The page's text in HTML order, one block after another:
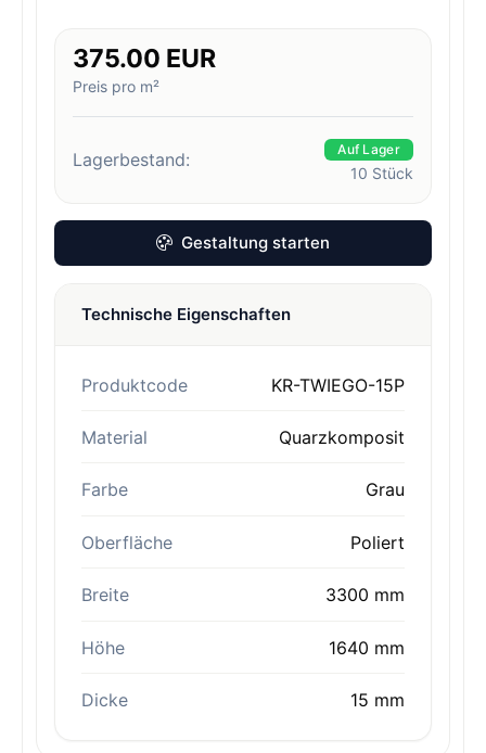
375.00 EUR
Preis pro m²
Lagerbestand: Auf Lager
10 Stück
Gestaltung starten
Technische Eigenschaften
Produktcode KR-TWIEGO-15P
Material Quarzkomposit
Farbe Grau
Oberfläche Poliert
Breite 3300 mm
Höhe 1640 mm
Dicke 15 mm